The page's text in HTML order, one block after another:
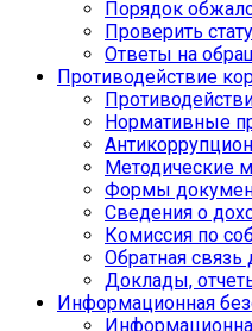
Порядок
Проверить
Ответы на
Противодействие
Нормативные
Методические
Формы
Сведения о
Комиссия по
Обратная
Доклады,
Информационная